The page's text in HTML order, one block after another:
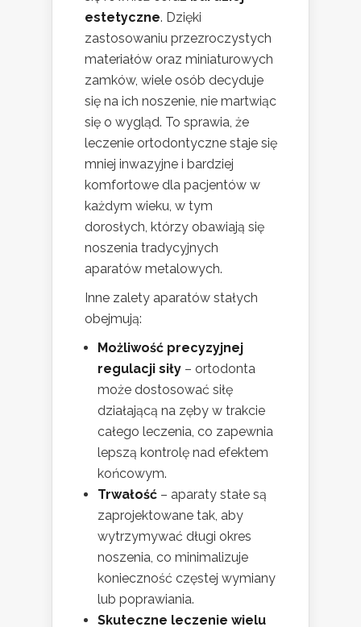
estetyczne. Dzięki
zastosowaniu przezroczystych
materiałów oraz miniaturowych
zamków, wiele osób decyduje
się na ich noszenie, nie martwiąc
się o wygląd. To sprawia, że
leczenie ortodontyczne staje się
mniej inwazyjne i bardziej
komfortowe dla pacjentów w
każdym wieku, w tym
dorosłych, którzy obawiają się
noszenia tradycyjnych
aparatów metalowych.
Inne zalety aparatów stałych
obejmują:
Możliwość precyzyjnej
regulacji siły – ortodonta
może dostosować siłę
działającą na zęby w trakcie
całego leczenia, co zapewnia
lepszą kontrolę nad efektem
końcowym.
Trwałość – aparaty stałe są
zaprojektowane tak, aby
wytrzymywać długi okres
noszenia, co minimalizuje
konieczność częstej wymiany
lub poprawiania.
Skuteczne leczenie wielu